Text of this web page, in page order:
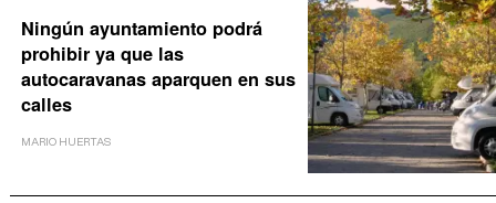
Ningún ayuntamiento podrá
prohibir ya que las
autocaravanas aparquen en sus
calles
MARIO HUERTAS